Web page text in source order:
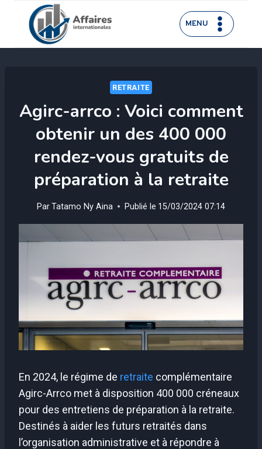
contenu
MENU
RETRAITE
Agirc-arrco : Voici comment
obtenir un des 400 000
rendez-vous gratuits de
préparation à la retraite
ParTatamo Ny Aina Publié le 15/03/2024 07:14
En 2024, le régime de retraite complémentaire
Agirc-Arrco met à disposition 400 000 créneaux
pour des entretiens de préparation à la retraite.
Destinés à aider les futurs retraités dans
l’organisation administrative et à répondre à